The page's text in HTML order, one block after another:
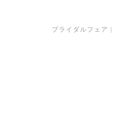
ブライダルフェア